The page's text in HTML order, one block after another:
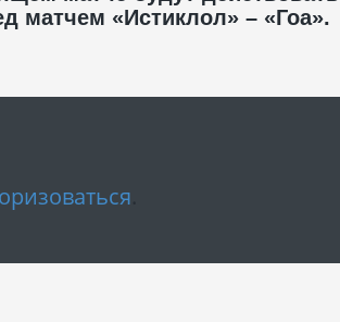
матчем «Истиклол» – «Гоа».